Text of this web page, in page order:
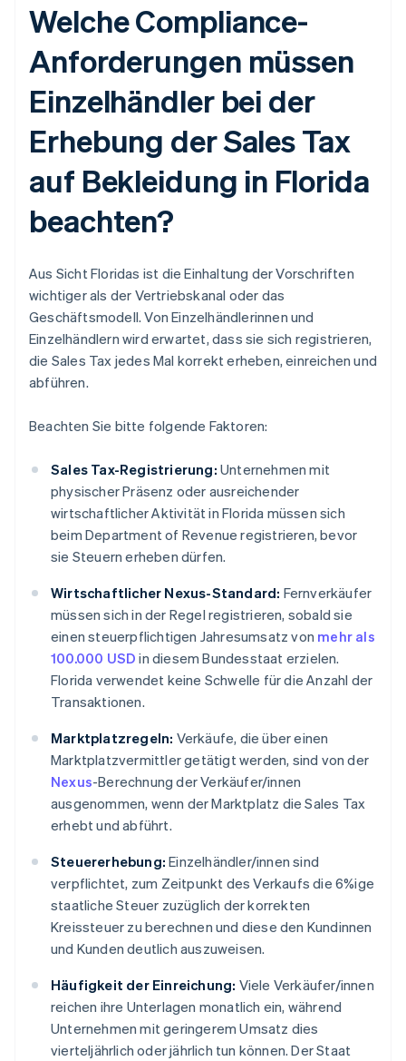
Welche Compliance-
Anforderungen müssen
Einzelhändler bei der
Erhebung der Sales Tax
auf Bekleidung in Florida
beachten?
Aus Sicht Floridas ist die Einhaltung der Vorschriften
wichtiger als der Vertriebskanal oder das
Geschäftsmodell. Von Einzelhändlerinnen und
Einzelhändlern wird erwartet, dass sie sich registrieren,
die Sales Tax jedes Mal korrekt erheben, einreichen und
abführen.
Beachten Sie bitte folgende Faktoren:
Sales Tax-Registrierung: Unternehmen mit
physischer Präsenz oder ausreichender
wirtschaftlicher Aktivität in Florida müssen sich
beim Department of Revenue registrieren, bevor
sie Steuern erheben dürfen.
Wirtschaftlicher Nexus-Standard: Fernverkäufer
müssen sich in der Regel registrieren, sobald sie
einen steuerpflichtigen Jahresumsatz von mehr als
100.000 USD in diesem Bundesstaat erzielen.
Florida verwendet keine Schwelle für die Anzahl der
Transaktionen.
Marktplatzregeln: Verkäufe, die über einen
Marktplatzvermittler getätigt werden, sind von der
Nexus-Berechnung der Verkäufer/innen
ausgenommen, wenn der Marktplatz die Sales Tax
erhebt und abführt.
Steuererhebung: Einzelhändler/innen sind
verpflichtet, zum Zeitpunkt des Verkaufs die 6%ige
staatliche Steuer zuzüglich der korrekten
Kreissteuer zu berechnen und diese den Kundinnen
und Kunden deutlich auszuweisen.
Häufigkeit der Einreichung: Viele Verkäufer/innen
reichen ihre Unterlagen monatlich ein, während
Unternehmen mit geringerem Umsatz dies
vierteljährlich oder jährlich tun können. Der Staat